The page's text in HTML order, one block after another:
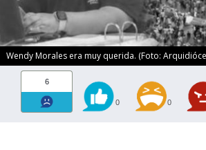
Wendy Morales era muy querida. (Foto:
6
0 0